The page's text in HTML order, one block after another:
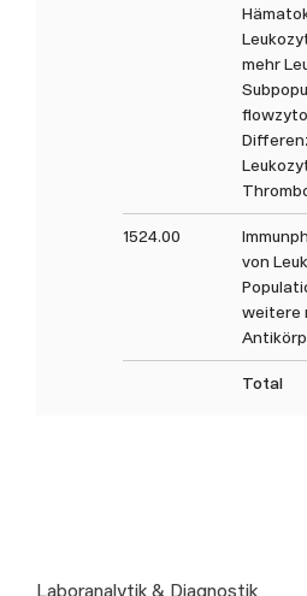
mehr
1524.00
von
weitere
Total
Laboranalytik & Diagnostik